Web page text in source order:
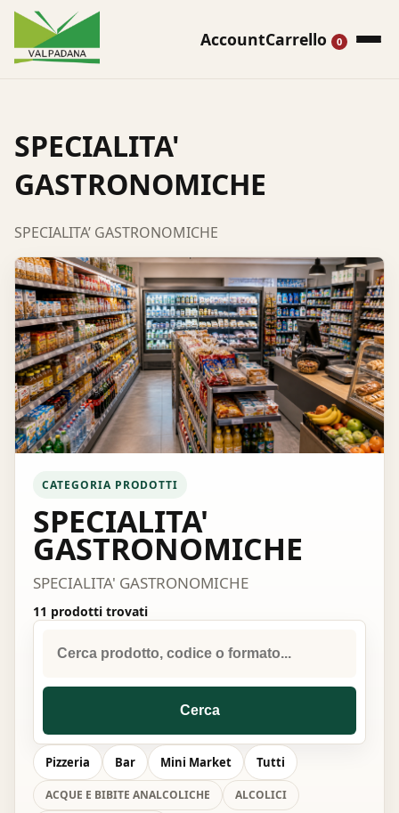
AccountCarrello 0
SPECIALITA'
GASTRONOMICHE
SPECIALITA’ GASTRONOMICHE
CATEGORIA PRODOTTI
SPECIALITA'
GASTRONOMICHE
SPECIALITA' GASTRONOMICHE
11 prodotti trovati
Cerca
prodotti
Cerca
Pizzeria Bar Mini Market Tutti
ACQUE E BIBITE ANALCOLICHE
ALCOLICI